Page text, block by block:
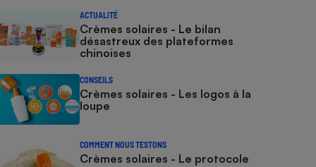
ACTUALITÉ
Crèmes solaires - Le bilan
désastreux des plateformes
chinoises
CONSEILS
Crèmes solaires - Les logos à la
loupe
COMMENT NOUS TESTONS
Crèmes solaires - Le protocole